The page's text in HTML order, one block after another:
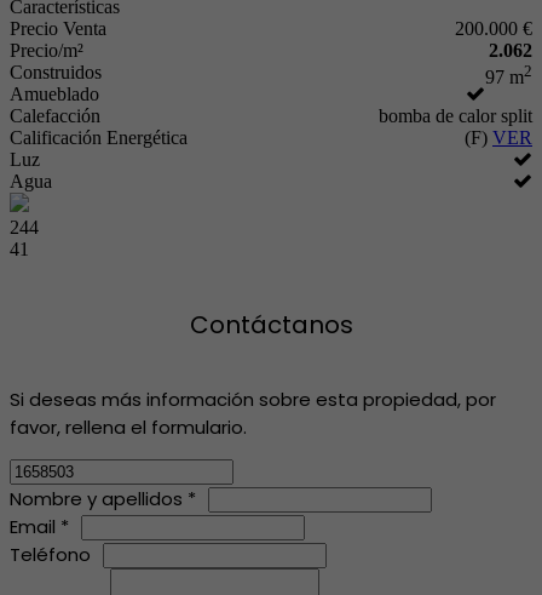
Características
Precio Venta
200.000 €
Precio/m²
2.062
Construidos
97 m2
Amueblado
Calefacción
bomba de calor split
Calificación Energética
(F) VER
Luz
Agua
244
41
Contáctanos
Si deseas más información sobre esta propiedad, por
favor, rellena el formulario.
Nombre y apellidos *
Email *
Teléfono